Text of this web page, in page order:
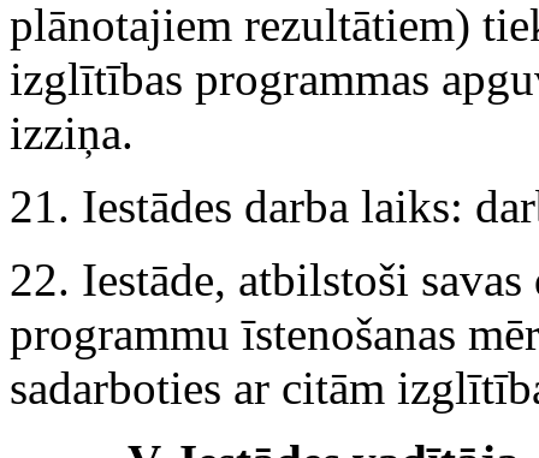
plānotajiem rezultātiem)
izglītības programmas
izziņa.
21. Iestādes darba laiks:
22. Iestāde, atbilstoši
programmu īstenošanas
sadarboties ar citām